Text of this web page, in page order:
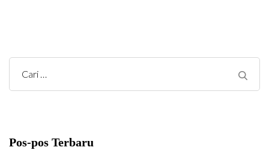
C
a
u
Pos-pos Terbaru